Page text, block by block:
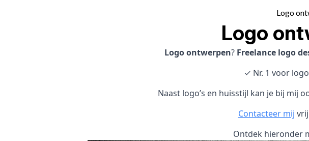
Logo
Logo
Logo ontwerpen? Freelance logo
✓ Nr. 1 voor
Naast logo’s en huisstijl kan je bij mij
Contacteer mij
Ontdek hieronder